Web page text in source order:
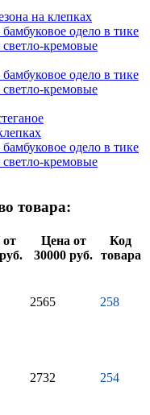
товара:
Цена от
30000 руб.
Код
товара
2565 258
2732 254